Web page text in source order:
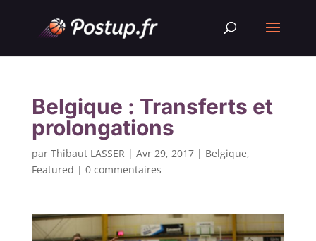
Belgique : Transferts et
prolongations
par Thibaut LASSER | Avr 29, 2017| Belgique,
Featured | 0 commentaires